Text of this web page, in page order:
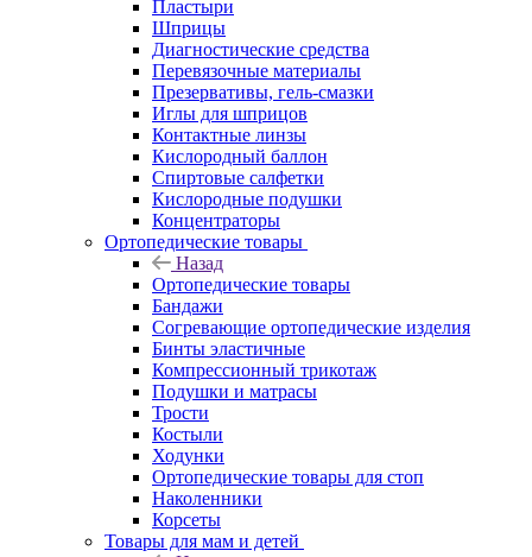
Пластыри
Шприцы
Диагностические средства
Перевязочные материалы
Презервативы, гель-смазки
Иглы для шприцов
Контактные линзы
Кислородный баллон
Спиртовые салфетки
Кислородные подушки
Концентраторы
Ортопедические товары
Назад
Ортопедические товары
Бандажи
Согревающие ортопедические изделия
Бинты эластичные
Компрессионный трикотаж
Подушки и матрасы
Трости
Костыли
Ходунки
Ортопедические товары для стоп
Наколенники
Корсеты
Товары для мам и детей